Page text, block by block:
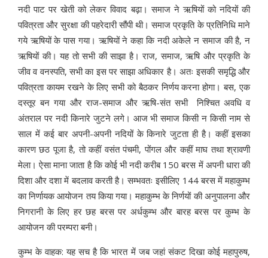
नदी पाट पर खेती को लेकर विवाद बढ़ा। समाज ने ऋषियों को नदियों की
पवित्रता और सुरक्षा की पहरेदारी सौंपी थी। समाज प्रकृति के प्रतिनिधि माने
गये ऋषियों के पास गया। ऋषियों ने कहा कि नदी अकेले न समाज की है, न
ऋषियों की। यह तो सभी की साझा है। राज, समाज, ऋषि और प्रकृति के
जीव व वनस्पति, सभी का इस पर साझा अधिकार है। अतः इसकी समृद्धि और
पवित्रता कायम रखने के लिए सभी को बैठकर निर्णय करना होगा। बस, एक
दस्तूर बन गया और राज-समाज और ऋषि-संत सभी निश्चित अवधि व
अंतराल पर नदी किनारे जुटने लगे। आज भी समाज किसी न किसी नाम से
साल में कई बार अपनी-अपनी नदियों के किनारे जुटता ही है। कहीं इसका
कारण छठ पूजा है, तो कहीं वसंत पंचमी, पोंगल और कहीं माघ तथा श्रावणी
मेला। ऐसा माना जाता है कि कोई भी नदी करीब 150 बरस में अपनी धारा की
दिशा और दशा में बदलाव करती है। सम्भवतः इसीलिए 144 बरस में महाकुम्भ
का निर्णायक आयोजन तय किया गया। महाकुम्भ के निर्णयों की अनुपालना और
निगरानी के लिए हर छह बरस पर अर्धकुम्भ और बारह बरस पर कुम्भ के
आयोजन की परम्परा बनी।
कुम्भ के वाहक: यह सच है कि भारत में जब जहां संकट दिखा कोई महापुरुष,